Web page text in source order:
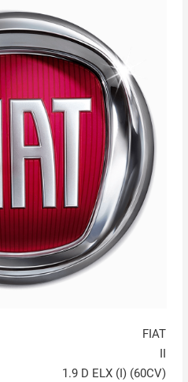
FIAT
II
1.9 D ELX (I) (60CV)